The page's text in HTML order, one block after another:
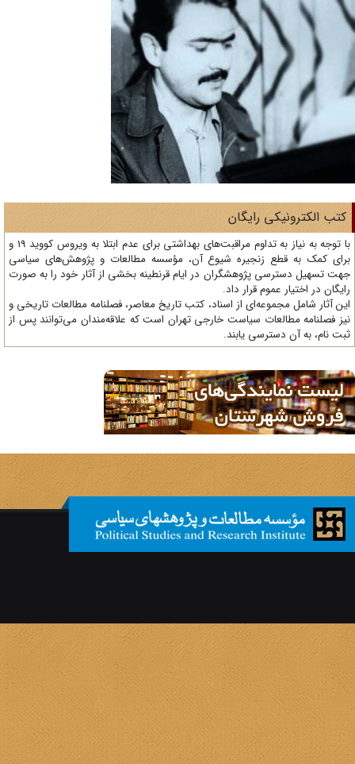
الکترونیکی رایگان
با توجه به نیاز به تداوم مراقبت‌های بهداشتی برای عدم ابتلا به ویروس کووید 19 و
کمک به قطع زنجیره شیوع آن، مؤسسه مطالعات و پژوهش‌های سیاسی
تسهیل دسترسی پژوهشگران در ایام قرنطینه بخشی از آثار خود را به صورت
در اختیار عموم قرار داد.
آثار شامل مجموعه‌ای از اسناد، کتب تاریخ معاصر، فصلنامه‌ مطالعات تاریخی و
فصلنامه مطالعات سیاست خارجی تهران است که علاقه‌مندان می‌توانند پس از
نام، به آن دسترسی یابند.